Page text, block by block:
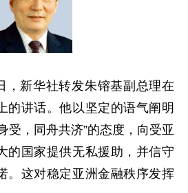
新华社转发朱镕基副总理在
的讲话。他以坚定的语气阐明
受，同舟共济”的态度，向受亚
的国家提供无私援助，并信守
。这对稳定亚洲金融秩序发挥